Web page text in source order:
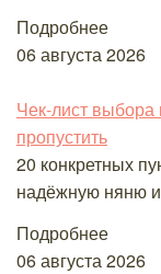
Подробнее
06 августа 2026
Чек-лист выбора
пропустить
20 конкретных
надёжную няню
Подробнее
06 августа 2026